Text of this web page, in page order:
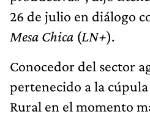
26 de julio en diálogo
Mesa Chica (LN+).
Conocedor del sector
pertenecido a la cúpula
Rural en el momento